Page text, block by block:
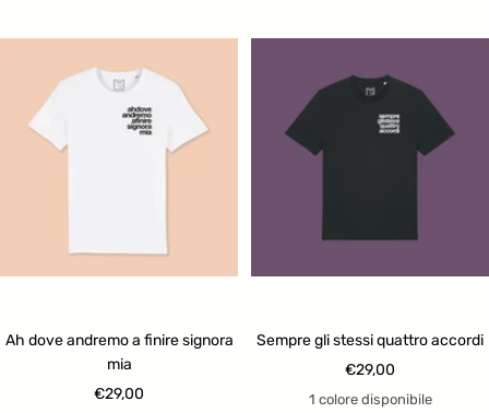
vendita
vendita
Ah dove andremo a finire signora
mia
Prezzo
€29,00
Sempre gli stessi quattro accordi
Prezzo
di
€29,00
1 colore disponibile